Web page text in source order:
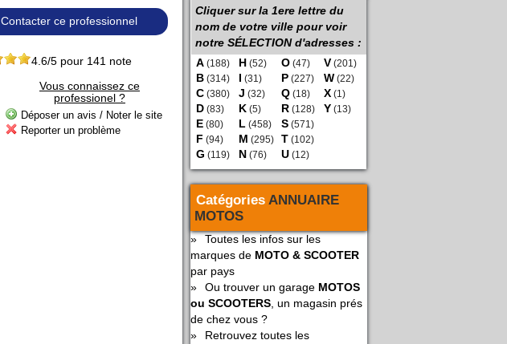
Cliquer sur la 1ere lettre du
nom de votre ville pour voir
notre SÉLECTION d'adresses :
A (188)
B (314)
C (380)
D (83)
E (80)
F (94)
G (119)
H (52)
I (31)
J (32)
K (5)
L (458)
M (295)
N (76)
O (47)
P (227)
Q (18)
R (128)
S (571)
T (102)
U (12)
V (201)
W (22)
X (1)
Y (13)
Catégories ANNUAIRE
MOTOS
»
Toutes les infos sur les
marques de MOTO & SCOOTER
par pays
»
Ou trouver un garage MOTOS
ou SCOOTERS , un magasin prés
de chez vous ?
»
Retrouvez toutes les
Contacter ce professionnel
4.6/5 pour 141 note
Vous connaissez ce
professionel ?
Déposer un avis / Noter le site
Reporter un problème